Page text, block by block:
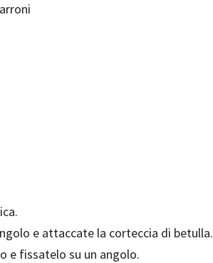
e attaccate la corteccia di betulla.
e fissatelo su un angolo.